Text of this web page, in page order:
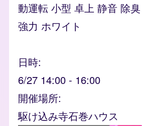
動運転 小型 卓上 静音 除
強力 ホワイト
日時
6/27 14:00 - 16:00
開催場所
駆け込み寺石巻ハウス